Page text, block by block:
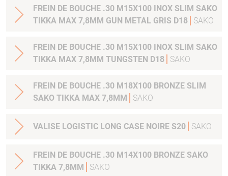
FREIN DE BOUCHE .30 M15X100 INOX SLIM SAKO
TIKKA MAX 7,8MM GUN METAL GRIS D18
SAKO
FREIN DE BOUCHE .30 M15X100 INOX SLIM SAKO
TIKKA MAX 7,8MM TUNGSTEN D18
SAKO
FREIN DE BOUCHE .30 M18X100 BRONZE SLIM
SAKO TIKKA MAX 7,8MM
SAKO
VALISE LOGISTIC LONG CASE NOIRE S20 SAKO
FREIN DE BOUCHE .30 M14X100 BRONZE SAKO
TIKKA 7,8MM
SAKO